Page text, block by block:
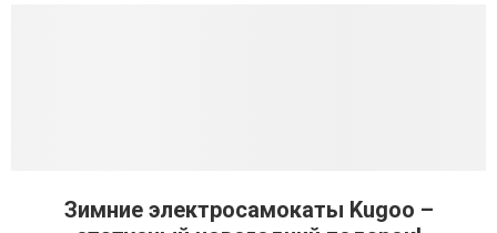
Зимние электросамокаты Kugoo –